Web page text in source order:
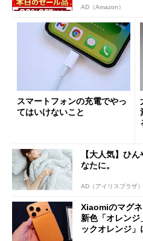
AD（Amazon）
スマートフォンの充電でやっ
てはいけないこと
【大人気】ひ
なたに。
AD（アイリスプラザ）
Xiaomiのマグ
新色「オレン
ックオレンジ」